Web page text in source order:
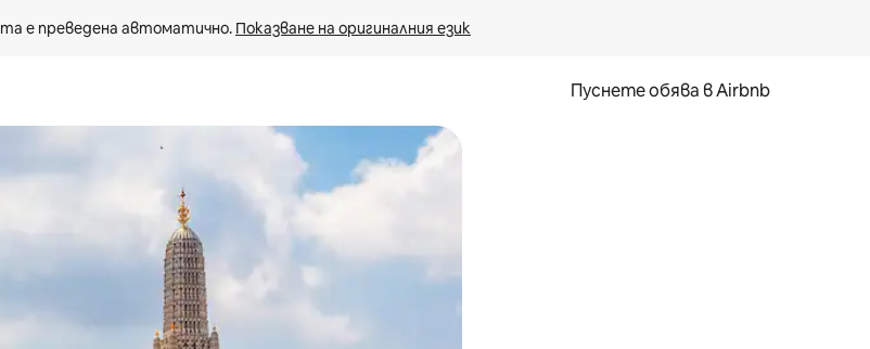
е преведена автоматично. Показване на оригиналния език
Пуснете обява в Airbnb